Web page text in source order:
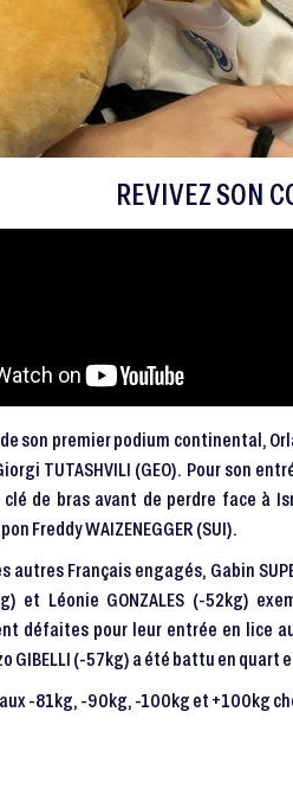
REVIVEZ SON
son premier podium continental,
TUTASHVILI (GEO). Pour son
de bras avant de perdre face à
Freddy WAIZENEGGER (SUI).
autres Français engagés, Gabin
et Léonie GONZALES (-52kg)
défaites pour leur entrée en lice
GIBELLI (-57kg) a été battu en quart
-81kg, -90kg, -100kg et +100kg